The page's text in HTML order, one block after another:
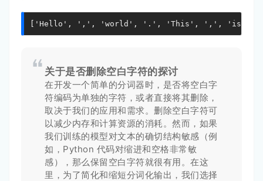
['Hello', ',', 'world', '.', 'This', ',', 'is',
关于是否删除空白字符的探讨
在开发一个简单的分词器时，是否将空白字
符编码为单独的字符，或者直接将其删除，
取决于我们的应用和需求。删除空白字符可
以减少内存和计算资源的消耗。然而，如果
我们训练的模型对文本的确切结构敏感（例
如，Python 代码对缩进和空格非常敏
感），那么保留空白字符就很有用。在这
里，为了简化和缩短分词化输出，我们选择